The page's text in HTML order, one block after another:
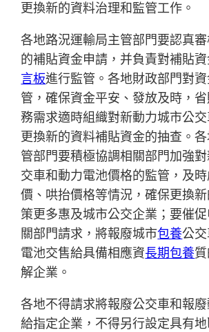
更換新的資料治理和監管工作。
各地路況運輸局主管部門要認真
的補貼資金申請，并負責對補貼
言板進行監管。各地財政部門對
管，確保資金平安、發放及時，
務需求適時組織對新動力城市公
更換新的資料補貼資金的抽查。
管部門要積極協調相關部門加強
交車和動力電池價格的監管，及
價、哄抬價格等情況，確保更換
策更多惠及城市公交企業；要催
關部門請求，將報廢城市包養公
電池交售給具備相應資長期包養
解企業。
各地不得請求將報廢公交車和報
給指定企業，不得另行設定具有